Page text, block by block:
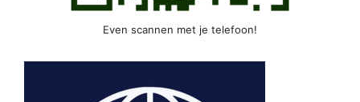
Even scannen met je telefoon!